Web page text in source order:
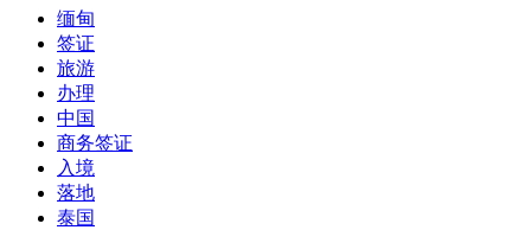
缅甸
签证
旅游
办理
中国
商务签证
入境
落地
泰国